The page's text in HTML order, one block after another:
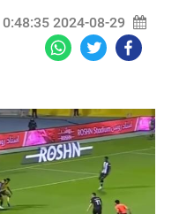
2024-08-29 10:48:35
Facebook
Twitter